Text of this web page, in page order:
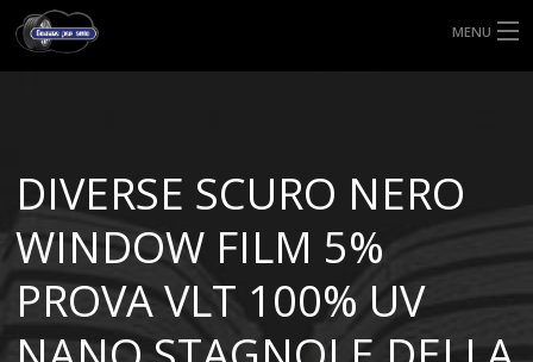
MENU
MISURE GOMME
BLOG
SHOP
DIVERSE SCURO NERO
WINDOW FILM 5%
PROVA VLT 100% UV